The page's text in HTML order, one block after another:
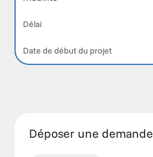
Délai
Date de début du projet
Déposer une demande